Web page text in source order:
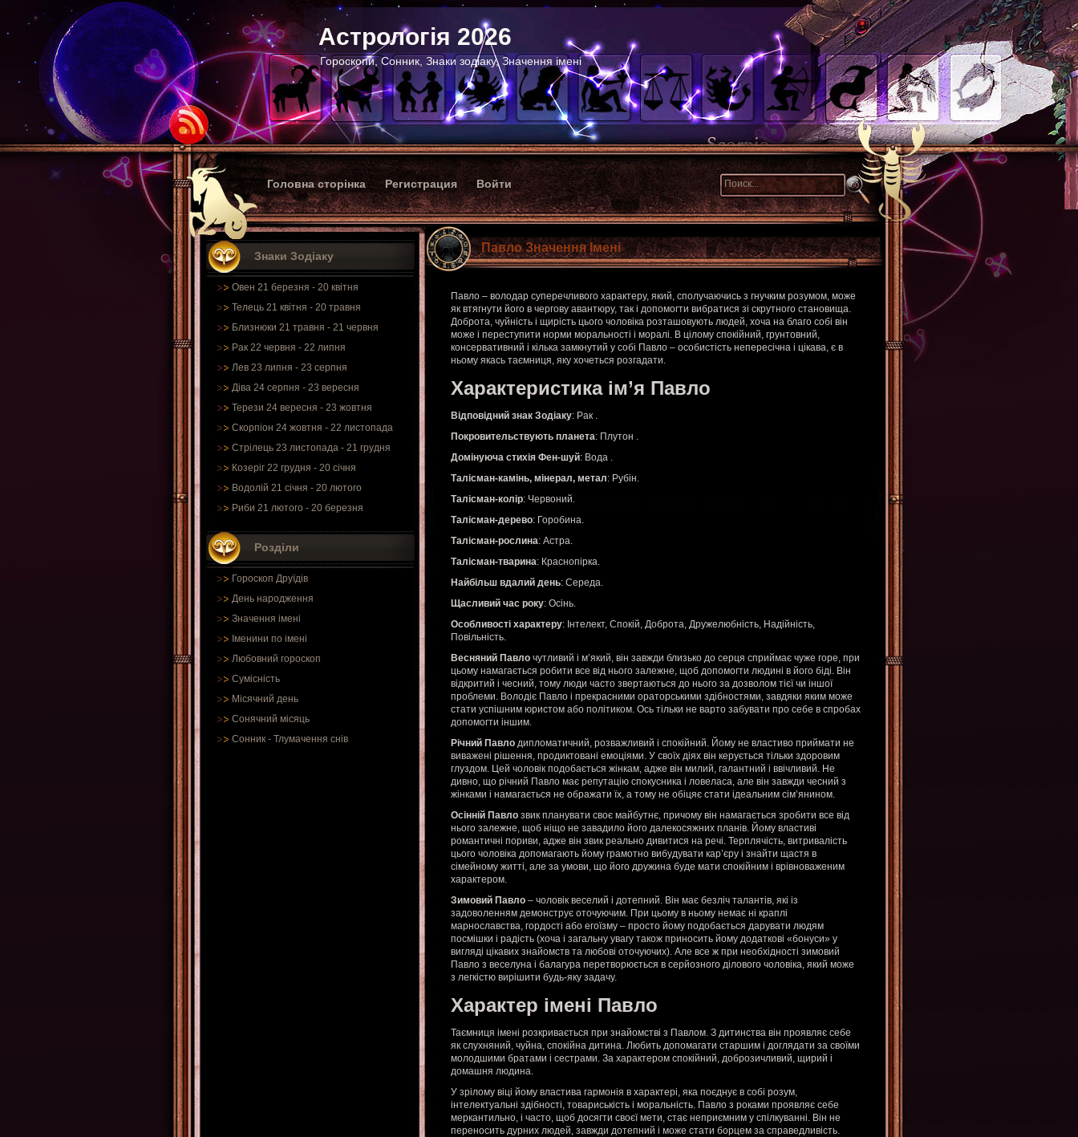
Астрологія 2026
Гороскопи, Сонник, Знаки зодіаку, Значення імені
Головна сторінка Регистрация Войти
Знаки Зодіаку
Овен 21 березня - 20 квітня
Телець 21 квітня - 20 травня
Близнюки 21 травня - 21 червня
Рак 22 червня - 22 липня
Лев 23 липня - 23 серпня
Діва 24 серпня - 23 вересня
Терези 24 вересня - 23 жовтня
Скорпіон 24 жовтня - 22 листопада
Стрілець 23 листопада - 21 грудня
Козеріг 22 грудня - 20 січня
Водолій 21 січня - 20 лютого
Риби 21 лютого - 20 березня
Розділи
Гороскоп Друїдів
День народження
Значення імені
Іменини по імені
Любовний гороскоп
Сумісність
Місячний день
Сонячний місяць
Сонник - Тлумачення снів
Павло Значення Імені
Павло – володар суперечливого характеру, який, сполучаючись з гнучким розумом, може
як втягнути його в чергову авантюру, так і допомогти вибратися зі скрутного становища.
Доброта, чуйність і щирість цього чоловіка розташовують людей, хоча на благо собі він
може і переступити норми моральності і моралі. В цілому спокійний, грунтовний,
консервативний і кілька замкнутий у собі Павло – особистість непересічна і цікава, є в
ньому якась таємниця, яку хочеться розгадати.
Характеристика ім’я Павло
Відповідний знак Зодіаку: Рак .
Покровительствують планета: Плутон .
Домінуюча стихія Фен-шуй: Вода .
Талісман-камінь, мінерал, метал: Рубін.
Талісман-колір: Червоний.
Талісман-дерево: Горобина.
Талісман-рослина: Астра.
Талісман-тварина: Краснопірка.
Найбільш вдалий день: Середа.
Щасливий час року: Осінь.
Особливості характеру: Інтелект, Спокій, Доброта, Дружелюбність, Надійність,
Повільність.
Весняний Павло чутливий і м’який, він завжди близько до серця сприймає чуже горе, при
цьому намагається робити все від нього залежне, щоб допомогти людині в його біді. Він
відкритий і чесний, тому люди часто звертаються до нього за дозволом тієї чи іншої
проблеми. Володіє Павло і прекрасними ораторськими здібностями, завдяки яким може
стати успішним юристом або політиком. Ось тільки не варто забувати про себе в спробах
допомогти іншим.
Річний Павло дипломатичний, розважливий і спокійний. Йому не властиво приймати не
виважені рішення, продиктовані емоціями. У своїх діях він керується тільки здоровим
глуздом. Цей чоловік подобається жінкам, адже він милий, галантний і ввічливий. Не
дивно, що річний Павло має репутацію спокусника і ловеласа, але він завжди чесний з
жінками і намагається не ображати їх, а тому не обіцяє стати ідеальним сім’янином.
Осінній Павло звик планувати своє майбутнє, причому він намагається зробити все від
нього залежне, щоб ніщо не завадило його далекосяжних планів. Йому властиві
романтичні пориви, адже він звик реально дивитися на речі. Терплячість, витривалість
цього чоловіка допомагають йому грамотно вибудувати кар’єру і знайти щастя в
сімейному житті, але за умови, що його дружина буде мати спокійним і врівноваженим
характером.
Зимовий Павло – чоловік веселий і дотепний. Він має безліч талантів, які із
задоволенням демонструє оточуючим. При цьому в ньому немає ні краплі
марнославства, гордості або егоїзму – просто йому подобається дарувати людям
посмішки і радість (хоча і загальну увагу також приносить йому додаткові «бонуси» у
вигляді цікавих знайомств та любові оточуючих). Але все ж при необхідності зимовий
Павло з веселуна і балагура перетворюється в серйозного ділового чоловіка, який може
з легкістю вирішити будь-яку задачу.
Характер імені Павло
Таємниця імені розкривається при знайомстві з Павлом. З дитинства він проявляє себе
як слухняний, чуйна, спокійна дитина. Любить допомагати старшим і доглядати за своїми
молодшими братами і сестрами. За характером спокійний, доброзичливий, щирий і
домашня людина.
У зрілому віці йому властива гармонія в характері, яка поєднує в собі розум,
інтелектуальні здібності, товариськість і моральність. Павло з роками проявляє себе
меркантильно, і часто, щоб досягти своєї мети, стає неприємним у спілкуванні. Він не
переносить дурних людей, завжди дотепний і може стати борцем за справедливість.